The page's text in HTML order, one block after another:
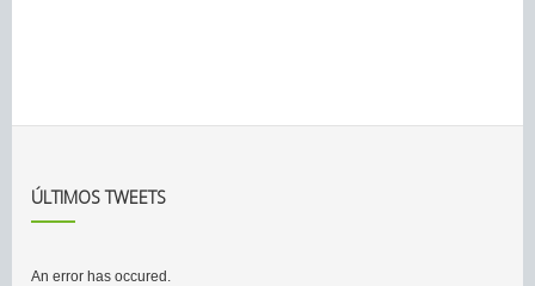
ÚLTIMOS TWEETS
An error has occured.